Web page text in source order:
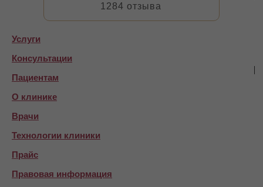
Пациентам
Консультации
Прайс
Услуги
О клинике
Технологии клиники
Врачи
Правовая информация
1284 отзыва